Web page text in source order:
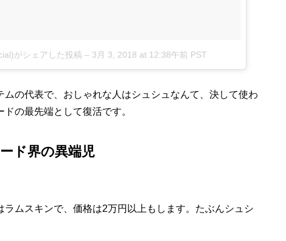
がシェアした投稿 – 3月 3, 2018 at 12:38午前 PST
の代表で、おしゃれな人はシュシュなんて、決して使わ
の最先端として復活です。
ド界の異端児
ムスキンで、価格は2万円以上もします。たぶんシュシ